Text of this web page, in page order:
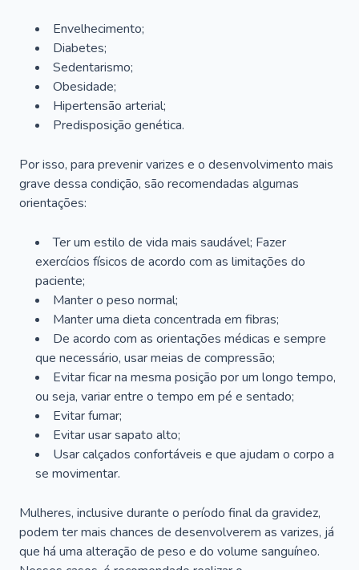
Envelhecimento;
Diabetes;
Sedentarismo;
Obesidade;
Hipertensão arterial;
Predisposição genética.
Por isso, para prevenir varizes e o desenvolvimento mais
grave dessa condição, são recomendadas algumas
orientações:
Ter um estilo de vida mais saudável; Fazer
exercícios físicos de acordo com as limitações do
paciente;
Manter o peso normal;
Manter uma dieta concentrada em fibras;
De acordo com as orientações médicas e sempre
que necessário, usar meias de compressão;
Evitar ficar na mesma posição por um longo tempo,
ou seja, variar entre o tempo em pé e sentado;
Evitar fumar;
Evitar usar sapato alto;
Usar calçados confortáveis e que ajudam o corpo a
se movimentar.
Mulheres, inclusive durante o período final da gravidez,
podem ter mais chances de desenvolverem as varizes, já
que há uma alteração de peso e do volume sanguíneo.